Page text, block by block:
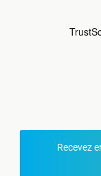
Recevez